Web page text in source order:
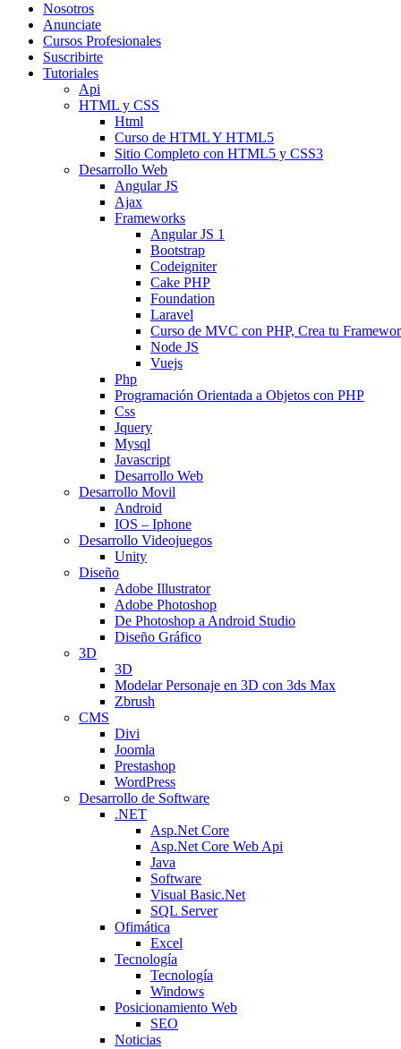
Nosotros
Anunciate
Cursos Profesionales
Suscribirte
Tutoriales
Api
HTML y CSS
Html
Curso de HTML Y HTML5
Sitio Completo con HTML5 y CSS3
Desarrollo Web
Angular JS
Ajax
Frameworks
Angular JS 1
Bootstrap
Codeigniter
Cake PHP
Foundation
Laravel
Curso de MVC con PHP, Crea tu
Node JS
Vuejs
Php
Programación Orientada a Objetos con PHP
Css
Jquery
Mysql
Javascript
Desarrollo Web
Desarrollo Movil
Android
IOS – Iphone
Desarrollo Videojuegos
Unity
Diseño
Adobe Illustrator
Adobe Photoshop
De Photoshop a Android Studio
Diseño Gráfico
3D
3D
Modelar Personaje en 3D con 3ds Max
Zbrush
CMS
Divi
Joomla
Prestashop
WordPress
Desarrollo de Software
.NET
Asp.Net Core
Asp.Net Core Web Api
Java
Software
Visual Basic.Net
SQL Server
Ofimática
Excel
Tecnología
Tecnología
Windows
Posicionamiento Web
SEO
Noticias